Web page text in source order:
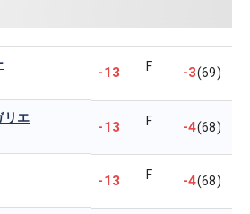
-13 F -3(69)
リエ
-13 F -4(68)
-13 F -4(68)